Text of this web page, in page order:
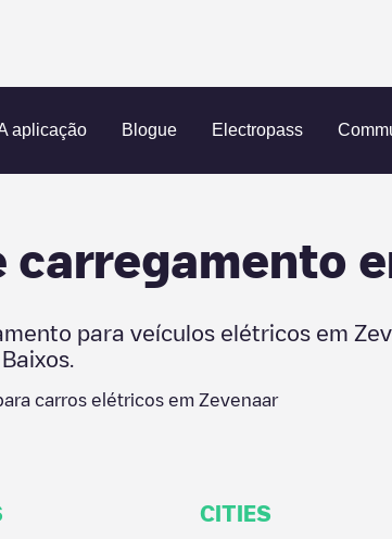
aplicação Blogue Electropass
carregamento
para veículos elétricos em
carros elétricos em Zevenaar
CITIES